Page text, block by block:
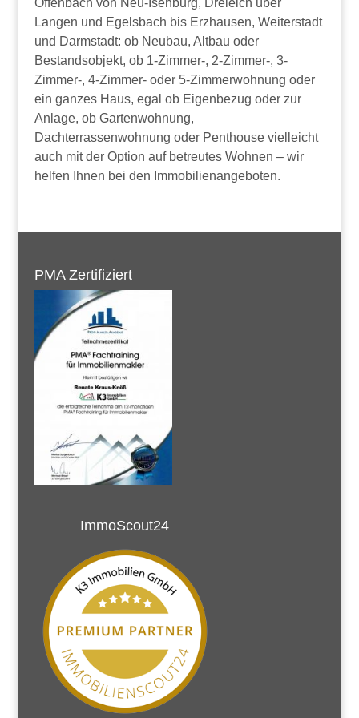
Offenbach von Neu-Isenburg, Dreieich über
Langen und Egelsbach bis Erzhausen, Weiterstadt
und Darmstadt: ob Neubau, Altbau oder
Bestandsobjekt, ob 1-Zimmer-, 2-Zimmer-, 3-
Zimmer-, 4-Zimmer- oder 5-Zimmerwohnung oder
ein ganzes Haus, egal ob Eigenbezug oder zur
Anlage, ob Gartenwohnung,
Dachterrassenwohnung oder Penthouse vielleicht
auch mit der Option auf betreutes Wohnen – wir
helfen Ihnen bei den Immobilienangeboten.
PMA Zertifiziert
ImmoScout24